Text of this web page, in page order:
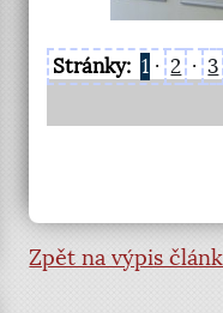
Stránky: 1 · 2 · 3
Zpět na výpis